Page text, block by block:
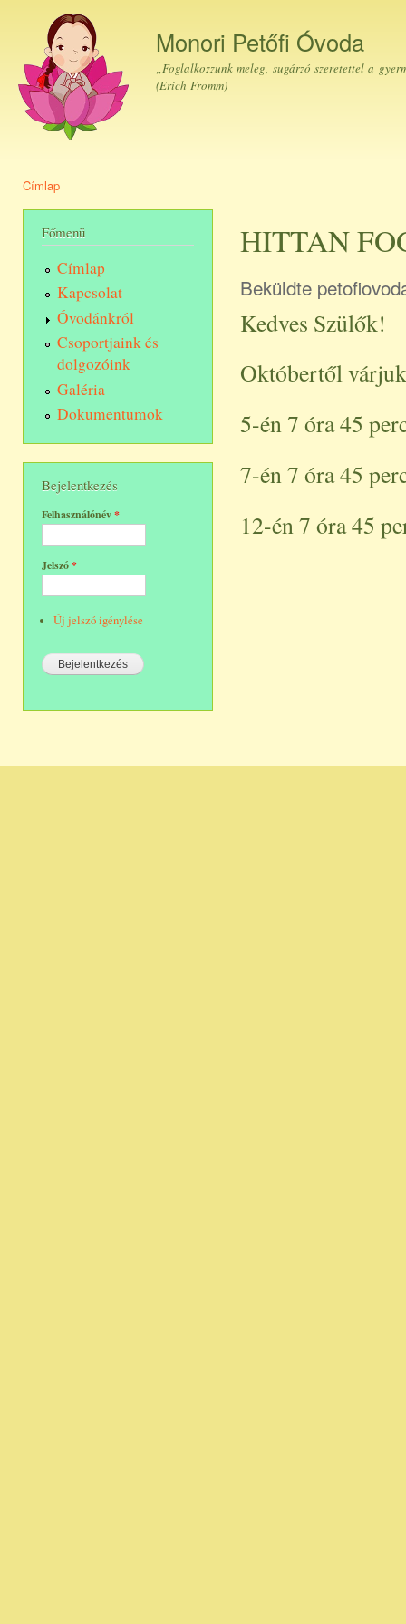
Monori Petőfi Óvoda
„Foglalkozzunk meleg, sugárzó szeretettel a
(Erich Fromm)
Címlap
Főmenü
Címlap
Kapcsolat
Óvodánkról
Csoportjaink és
dolgozóink
Galéria
Dokumentumok
Bejelentkezés
Felhasználónév*
Jelszó*
Új jelszó igénylése
HITTAN
Beküldte
Kedves Szülők!
Októbertől
5-én 7 óra 45
7-én 7 óra 45
12-én 7 óra 45